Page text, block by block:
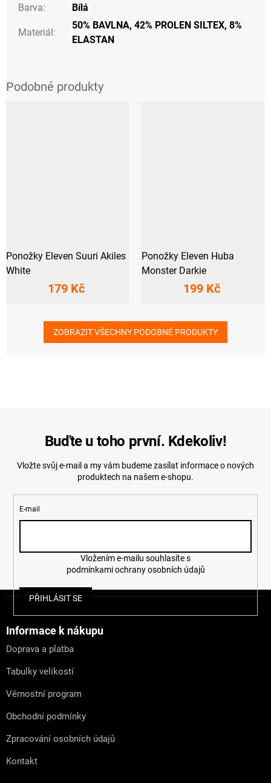
Barva: Bílá
Materiál:
50% BAVLNA, 42% PROLEN SILTEX, 8%
ELASTAN
Ponožky Eleven Suuri Akiles
White
179 Kč
Ponožky Eleven Huba
Monster Darkie
199 Kč
ZOBRAZIT VŠECHNY PODOBNÉ PRODUKTY
Buďte u toho první. Kdekoliv!
Vložte svůj e-mail a my vám budeme zasílat informace o nových
produktech na našem e-shopu.
E-mail
podmínkami ochrany osobních údajů
PŘIHLÁSIT SE
Informace k nákupu
Doprava a platba
Tabulky velikostí
Věrnostní program
Obchodní podmínky
Zpracování osobních údajů
Kontakt